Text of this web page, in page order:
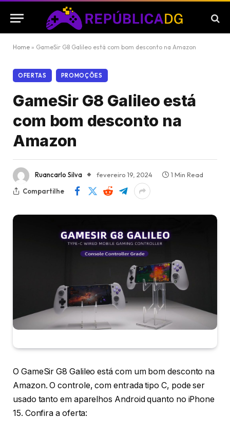
Home » GameSir G8 Galileo está com bom desconto na Amazon
OFERTAS PROMOÇÕES
GameSir G8 Galileo está
com bom desconto na
Amazon
Ruancarlo Silva fevereiro 19, 2024
1 Min Read
Compartilhe
O GameSir G8 Galileo está com um bom desconto na
Amazon. O controle, com entrada tipo C, pode ser
usado tanto em aparelhos Android quanto no iPhone
15. Confira a oferta: